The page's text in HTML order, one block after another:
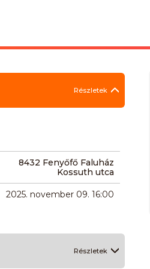
Részletek
8432 Fenyőfő Faluház
Kossuth utca
2025. november 09. 16:00
Részletek